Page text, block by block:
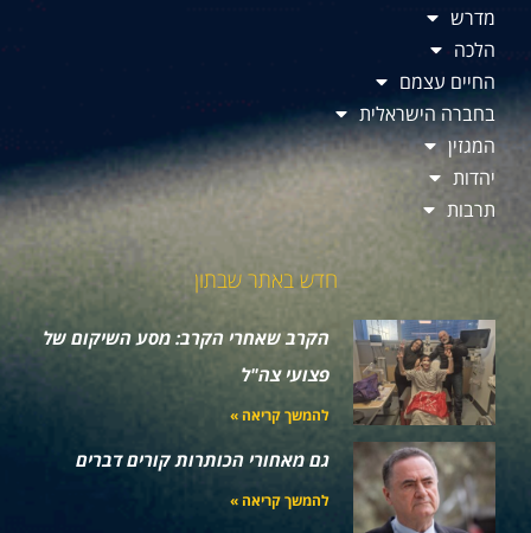
מדרש
הלכה
החיים עצמם
בחברה הישראלית
המגזין
יהדות
תרבות
חדש באתר שבתון
הקרב שאחרי הקרב: מסע השיקום של
פצועי צה"ל
להמשך קריאה »
גם מאחורי הכותרות קורים דברים
להמשך קריאה »